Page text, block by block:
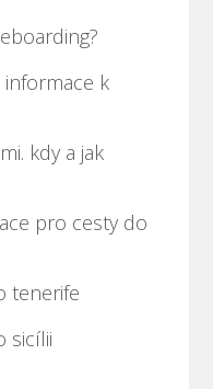
informace k
kdy a jak
pro cesty do
tenerife
sicílii